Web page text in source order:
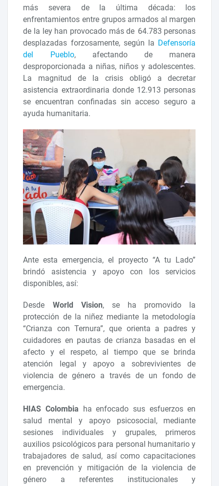
más severa de la última década: los
enfrentamientos entre grupos armados al margen
de la ley han provocado más de 64.783 personas
desplazadas forzosamente, según la Defensoría
del Pueblo, afectando de manera
desproporcionada a niñas, niños y adolescentes.
La magnitud de la crisis obligó a decretar
asistencia extraordinaria donde 12.913 personas
se encuentran confinadas sin acceso seguro a
ayuda humanitaria.
Ante esta emergencia, el proyecto “A tu Lado”
brindó asistencia y apoyo con los servicios
disponibles, así:
Desde World Vision, se ha promovido la
protección de la niñez mediante la metodología
“Crianza con Ternura”, que orienta a padres y
cuidadores en pautas de crianza basadas en el
afecto y el respeto, al tiempo que se brinda
atención legal y apoyo a sobrevivientes de
violencia de género a través de un fondo de
emergencia.
HIAS Colombia ha enfocado sus esfuerzos en
salud mental y apoyo psicosocial, mediante
sesiones individuales y grupales, primeros
auxilios psicológicos para personal humanitario y
trabajadores de salud, así como capacitaciones
en prevención y mitigación de la violencia de
género a referentes institucionales y